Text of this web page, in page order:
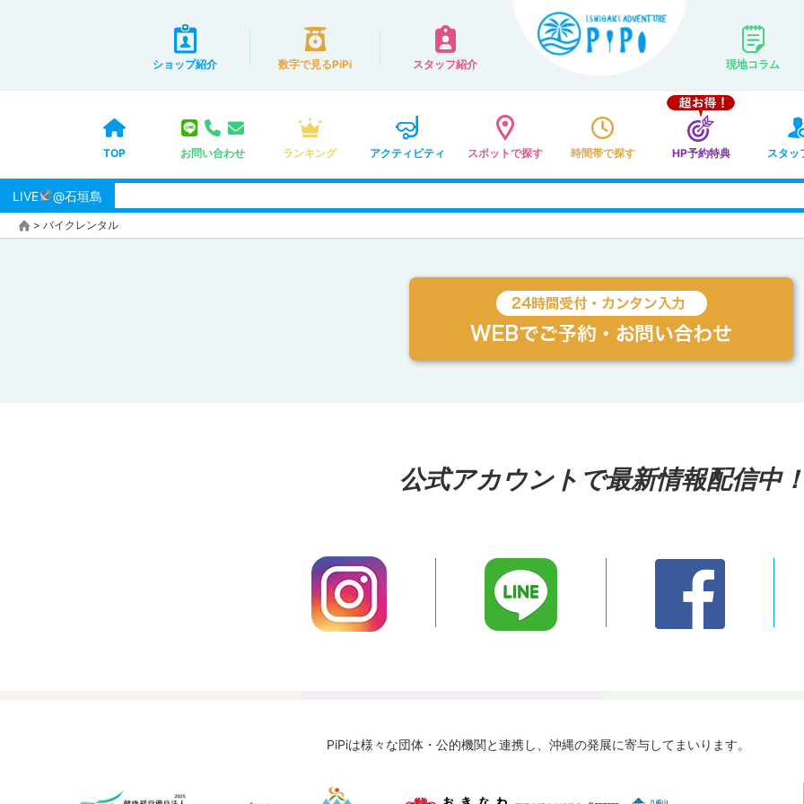
ショップ紹介 数字で見るPiPi スタッフ紹介 現地コラム
TOP お問い合わせ ランキング アクティビティ スポットで探す 時間帯で探す HP予約特典 スタッ
LIVE @石垣島
> バイクレンタル
公式アカウントで最新情報配信中
PiPiは様々な団体・公的機関と連携し、 沖縄の発展に寄与してまいります。